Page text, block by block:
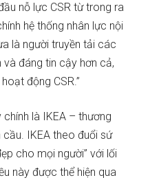
nỗ lực CSR từ trong ra
hệ thống nhân lực nội
là người truyền tải các
đáng tin cậy hơn cả,
động CSR.”
là IKEA – thương
cầu. IKEA theo đuổi sứ
cho mọi người” với lối
này được thể hiện qua